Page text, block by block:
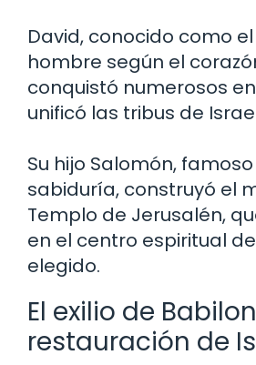
David, conocido como
hombre según el
conquistó numerosos
unificó las tribus de
Su hijo Salomón,
sabiduría, construyó el
Templo de Jerusalén,
en el centro espiritual
elegido.
El exilio de
restauración de